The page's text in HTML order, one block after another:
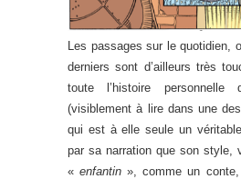
Les passages sur le quotidien,
derniers sont d’ailleurs très
toute l’histoire personnelle
(visiblement à lire dans une
qui est à elle seule un
par sa narration que son style,
«enfantin », comme un